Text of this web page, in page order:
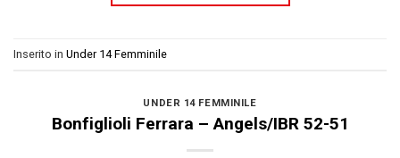
Inserito in Under 14 Femminile
UNDER 14 FEMMINILE
Bonfiglioli Ferrara – Angels/IBR 52-51